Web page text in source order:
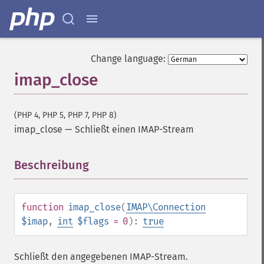
Change language:
imap_close
(PHP 4, PHP 5, PHP 7, PHP 8)
imap_close — Schließt einen IMAP-Stream
Beschreibung
function imap_close(IMAP\Connection
$imap, int $flags = 0): true
Schließt den angegebenen IMAP-Stream.